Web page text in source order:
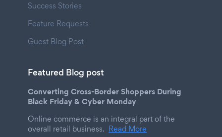
Success Stories
Feature Requests
Guest Blog Post
Featured Blog post
Converting Cross-Border Shoppers During
Black Friday & Cyber Monday
Online commerce is an integral part of the
overall retail business. Read More